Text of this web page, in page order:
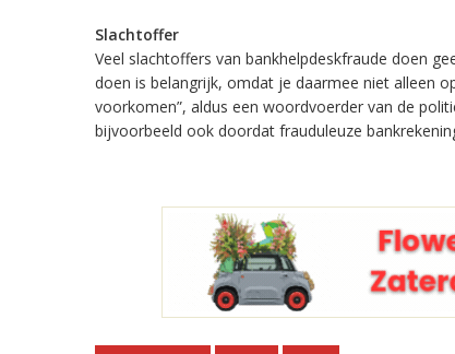
Slachtoffer
Veel slachtoffers van bankhelpdeskfraude doen
doen is belangrijk, omdat je daarmee niet alleen
voorkomen”, aldus een woordvoerder van de
bijvoorbeeld ook doordat frauduleuze